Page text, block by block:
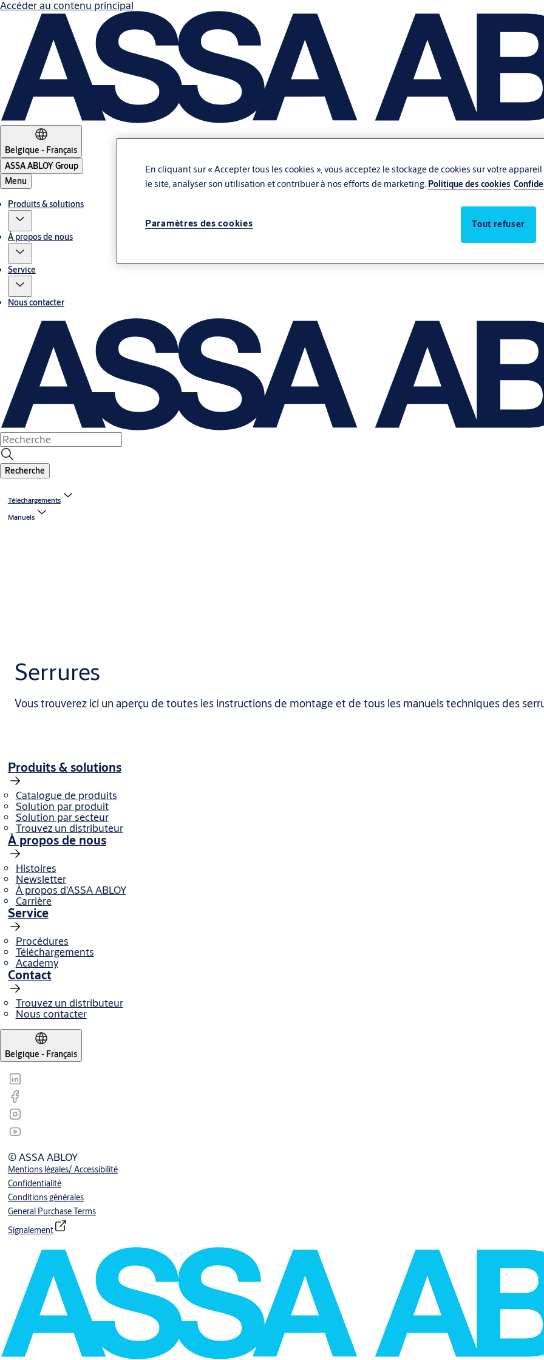
Accéder au contenu principal
Belgique - Français
ASSA ABLOY Group
Menu
Produits & solutions
À propos de nous
Service
Nous contacter
Recherche
Téléchargements
Manuels
Serrures
Vous trouverez ici un aperçu de toutes les instructions de montage et de tous les manuels techniques des
Produits & solutions
Catalogue de produits
Solution par produit
Solution par secteur
Trouvez un distributeur
À propos de nous
Histoires
Newsletter
À propos d’ASSA ABLOY
Carrière
Service
Procédures
Téléchargements
Academy
Contact
Trouvez un distributeur
Nous contacter
Belgique - Français
© ASSA ABLOY
Mentions légales/ Accessibilité
Confidentialité
Conditions générales
General Purchase Terms
Signalement
En cliquant sur « Accepter tous les cookies », vous acceptez le stockage de cookies sur votre
le site, analyser son utilisation et contribuer à nos efforts de marketing. Politique des cookies
Paramètres des cookies Tout refuser